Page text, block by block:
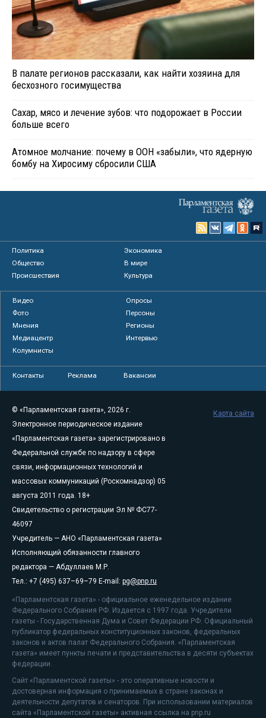
В палате регионов рассказали, как найти хозяина для
бесхозного госимущества
Сахар, мясо и лечение зубов: что подорожает в России
больше всего
Атомное молчание: почему в ООН «забыли», что ядерную
бомбу на Хиросиму сбросили США
Политика
Экономика
Общество
В мире
Происшествия
Культура
Видео
Опросы
Фото
Персоны
Мнения
Регионы
Медиацентр
Интервью
Колумнисты
Контакты Реклама Вакансии
© «Парламентская газета», 2026 г.
Электронное периодическое издание
«Парламентская газета» зарегистрировано в
Федеральной службе по надзору в сфере
связи, информационных технологий и
массовых коммуникаций (Роскомнадзор) 05
августа 2011 года. 18+
Свидетельство о регистрации Эл № ФС77-
46097
Учредитель — АНО «Парламентская газета»
Исполняющий обязанности главного
редактора — Абдуллаев М.Р.
Тел.: +7 (495) 637–69–79 E-mail: pg@pnp.ru
«Парламентская газета» - официальное еженедельное издание
Федерального Собрания РФ. Издается с 1997 года. Учредители
газеты - Государственная Дума и Совет Федерации РФ. Официальный
публикатор федеральных конституционных законов, федеральных
законов и актов палат Федерального Собрания. «Парламентская
газета» имеет пункты печати и представительства в десяти субъектах
федерации.
Сайт «Парламентской газеты» - это оперативные новости и
достоверная информация о принимаемых в стране законах и
деятельности депутатов и сенаторов. При использовании материалов
сайта «Парламентской газеты» активная ссылка на pnp.ru
Карта сайта